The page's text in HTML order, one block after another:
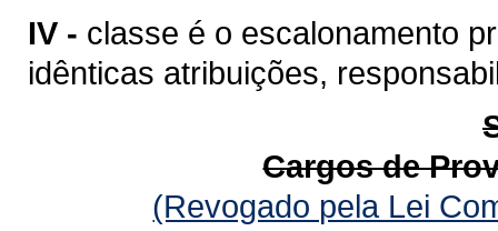
IV - classe é o escalonamento
idênticas atribuições,
Cargos de
(Revogado pela Lei